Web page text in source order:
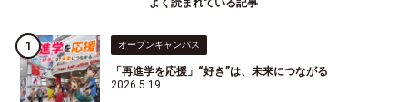
よく読まれている記事
オープンキャンパス
「再進学を応援」“好き”は、未来につながる
2026.5.19